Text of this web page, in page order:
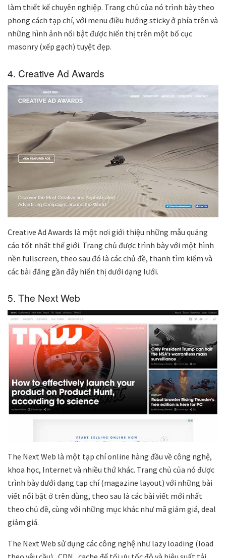
làm thiết kế chuyên nghiệp. Trang chủ của nó trình bày theo
phong cách tạp chí, với menu điều hướng sticky ở phía trên và
những hình ảnh nổi bật được hiển thị trên một bố cục
masonry (xếp gạch) tuyệt đẹp.
4. Creative Ad Awards
Creative Ad Awards là một nơi giới thiệu những mẫu quảng
cáo tốt nhất thế giới. Trang chủ được trình bày với một hình
nền fullscreen, theo sau đó là các chủ đề, thanh tìm kiếm và
các bài đăng gần đây hiển thị dưới dạng lưới.
5. The Next Web
The Next Web là một tạp chí online hàng đầu về công nghệ,
khoa học, Internet và nhiều thứ khác. Trang chủ của nó được
trình bày dưới dạng tạp chí (magazine layout) với những bài
viết nổi bật ở trên dùng, theo sau là các bài viết mới nhất
theo chủ đề, cùng với những mục khác như mã giảm giá, deal
giảm giá.
The Next Web sử dụng các công nghệ như lazy loading (load